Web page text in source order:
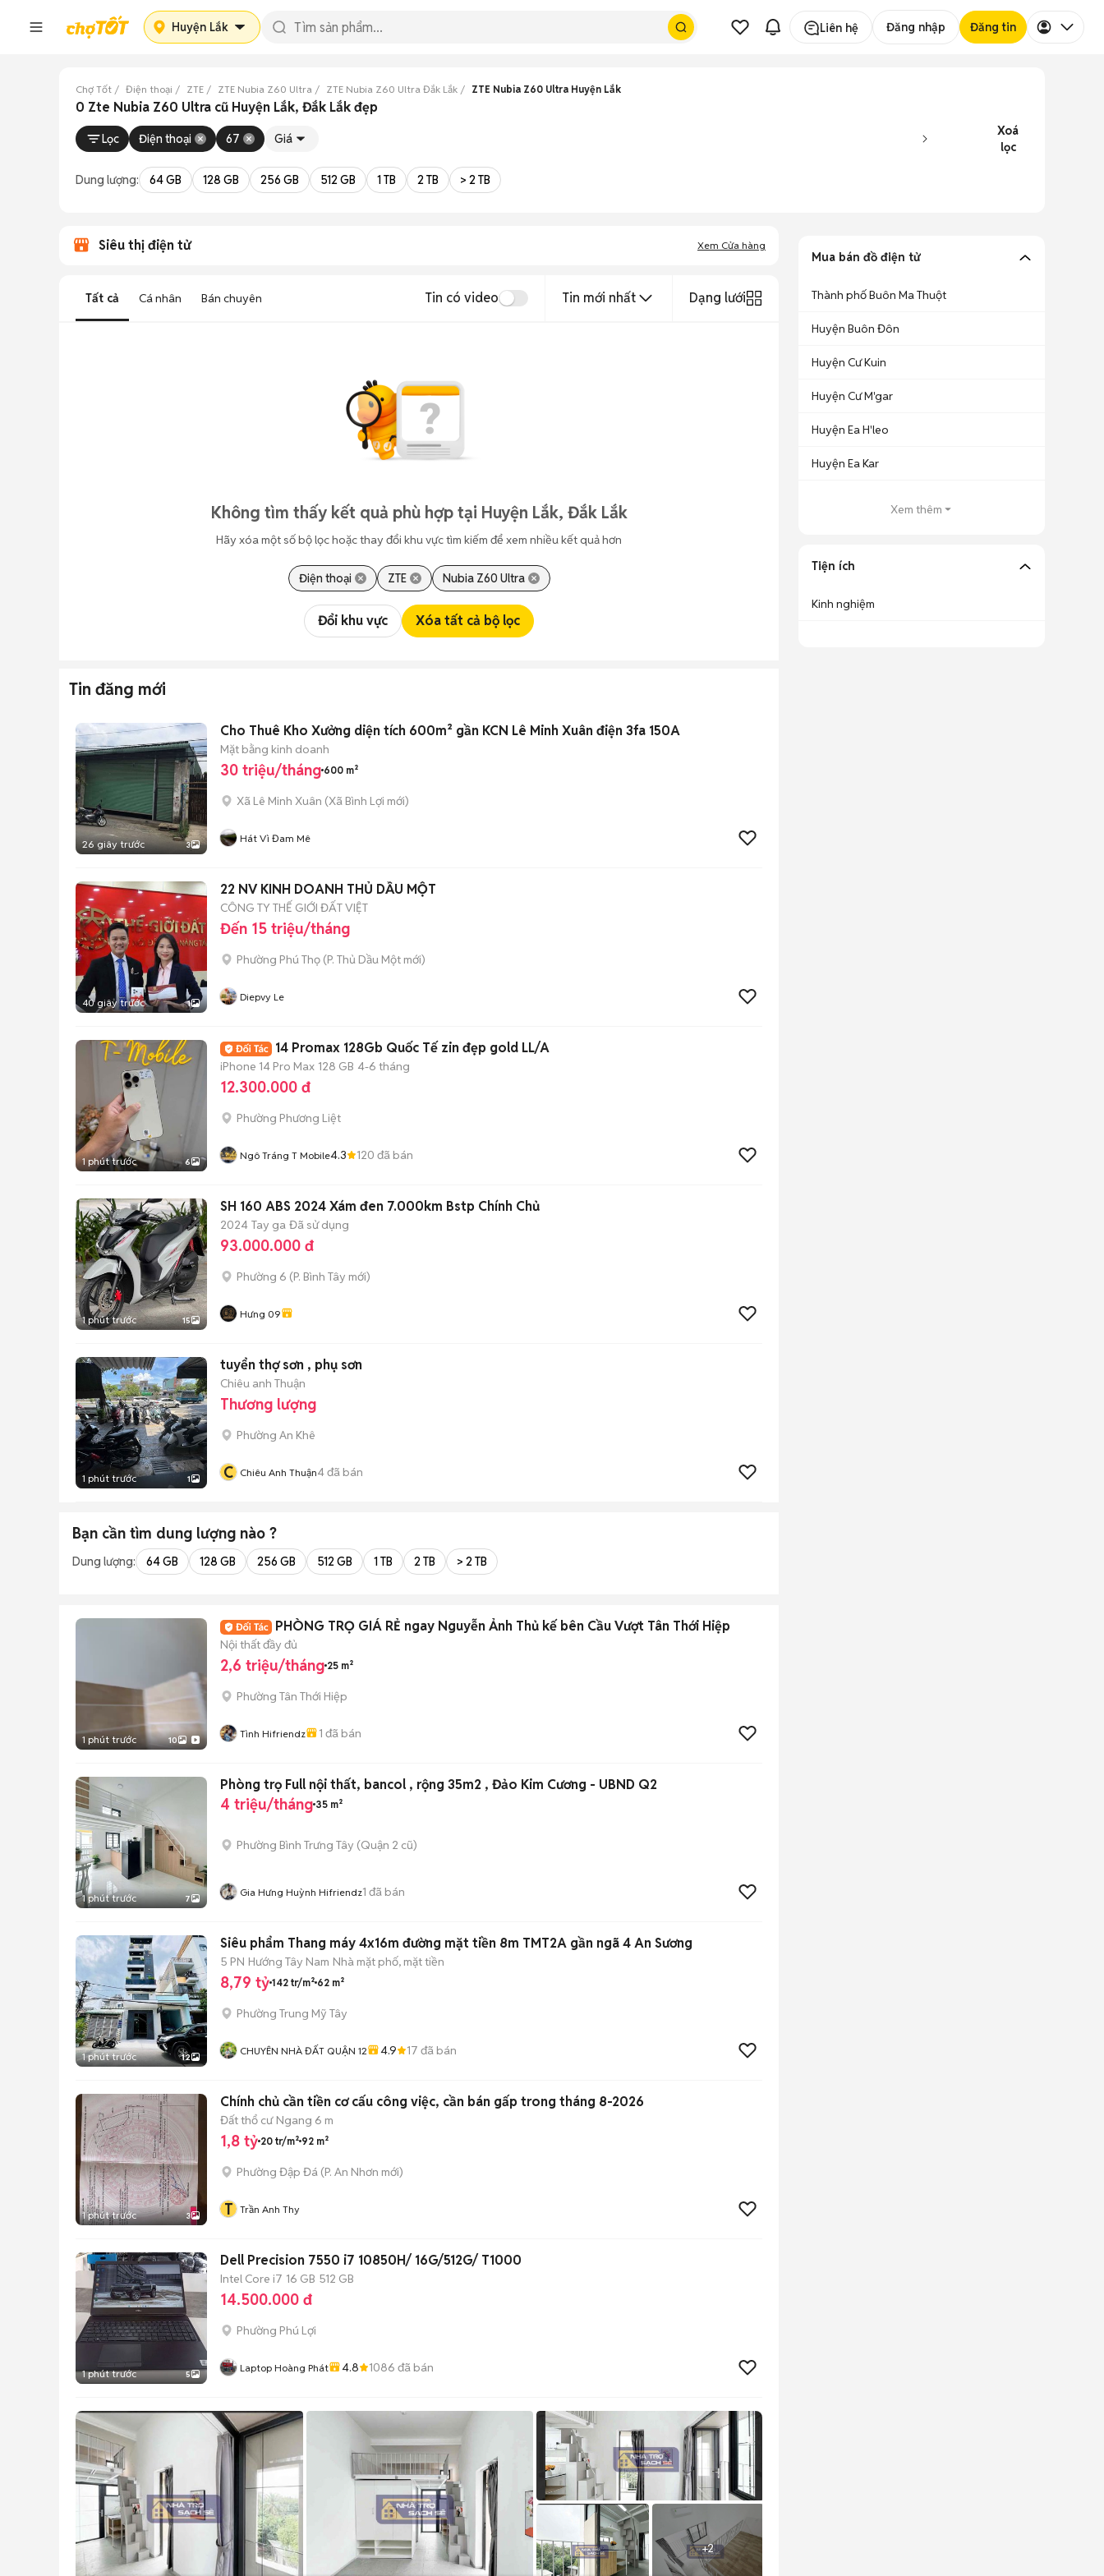
Huyện Lắk Liên hệ Đăng nhập Đăng tin
Chợ Tốt Điện thoại ZTE ZTE Nubia Z60 Ultra ZTE Nubia Z60 Ultra Đắk Lắk ZTE Nubia Z60 Ultra Huyện Lắk
0 Zte Nubia Z60 Ultra cũ Huyện Lắk, Đắk Lắk đẹp
Lọc Điện thoại 67 Giá
Xoá
lọc
Dung lượng: 64 GB 128 GB 256 GB 512 GB 1 TB 2 TB > 2 TB
Siêu thị điện tử Xem Cửa hàng
Tất cả Cá nhân Bán chuyên Tin có video Tin mới nhất Dạng lưới
Không tìm thấy kết quả phù hợp tại Huyện Lắk, Đắk Lắk
Hãy xóa một số bộ lọc hoặc thay đổi khu vực tìm kiếm để xem nhiều kết quả hơn
Điện thoại ZTE Nubia Z60 Ultra
Đổi khu vực Xóa tất cả bộ lọc
Tin đăng mới
26 giây trước 3
Cho Thuê Kho Xưởng diện tích 600m² gần KCN Lê Minh Xuân điện 3fa 150A
Mặt bằng kinh doanh
30 triệu/tháng 600 m²
Xã Lê Minh Xuân (Xã Bình Lợi mới)
Hát Vì Đam Mê
40 giây trước 1
22 NV KINH DOANH THỦ DẦU MỘT
CÔNG TY THẾ GIỚI ĐẤT VIỆT
Đến 15 triệu/tháng
Phường Phú Thọ (P. Thủ Dầu Một mới)
Diepvy Le
1 phút trước 6
14 Promax 128Gb Quốc Tế zin đẹp gold LL/A
iPhone 14 Pro Max 128 GB 4-6 tháng
12.300.000 đ
Phường Phương Liệt
Ngô Tráng T Mobile4.3 120 đã bán
1 phút trước 15
SH 160 ABS 2024 Xám đen 7.000km Bstp Chính Chủ
2024 Tay ga Đã sử dụng
93.000.000 đ
Phường 6 (P. Bình Tây mới)
Hưng 09
1 phút trước 1
tuyển thợ sơn , phụ sơn
Chiêu anh Thuận
Thương lượng
Phường An Khê
C Chiêu Anh Thuận4đã bán
Bạn cần tìm dung lượng nào ?
Dung lượng: 64 GB 128 GB 256 GB 512 GB 1 TB 2 TB > 2 TB
1 phút trước 10
PHÒNG TRỌ GIÁ RẺ ngay Nguyễn Ảnh Thủ kế bên Cầu Vượt Tân Thới Hiệp
Nội thất đầy đủ
2,6 triệu/tháng 25 m²
Phường Tân Thới Hiệp
Tình Hifriendz 1 đã bán
1 phút trước 7
Phòng trọ Full nội thất, bancol , rộng 35m2 , Đảo Kim Cương - UBND Q2
4 triệu/tháng 35 m²
Phường Bình Trưng Tây (Quận 2 cũ)
Gia Hưng Huỳnh Hifriendz1 đã bán
1 phút trước 12
Siêu phẩm Thang máy 4x16m đường mặt tiền 8m TMT2A gần ngã 4 An Sương
5 PN Hướng Tây Nam Nhà mặt phố, mặt tiền
8,79 tỷ 142 tr/m² 62 m²
Phường Trung Mỹ Tây
CHUYÊN NHÀ ĐẤT QUẬN 12 4.9 17 đã bán
1 phút trước 3
Chính chủ cần tiền cơ cấu công việc, cần bán gấp trong tháng 8-2026
Đất thổ cư Ngang 6 m
1,8 tỷ 20 tr/m² 92 m²
Phường Đập Đá (P. An Nhơn mới)
T Trần Anh Thy
1 phút trước 5
Dell Precision 7550 i7 10850H/ 16G/512G/ T1000
Intel Core i7 16 GB 512 GB
14.500.000 đ
Phường Phú Lợi
Laptop Hoàng Phát 4.8 1086 đã bán
+2
Mua bán đồ điện tử
Thành phố Buôn Ma Thuột
Huyện Buôn Đôn
Huyện Cư Kuin
Huyện Cư M'gar
Huyện Ea H'leo
Huyện Ea Kar
Xem thêm
Tiện ích
Kinh nghiệm